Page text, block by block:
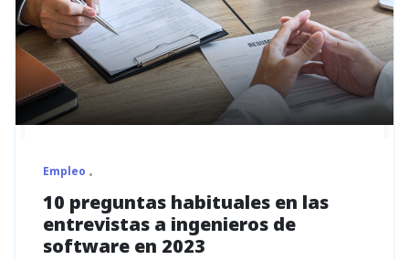
Empleo
10 preguntas habituales en las
entrevistas a ingenieros de
software en 2023